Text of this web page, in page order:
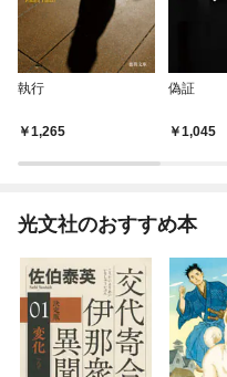
執行
1,265
偽証
1,045
光文社のおすすめ本